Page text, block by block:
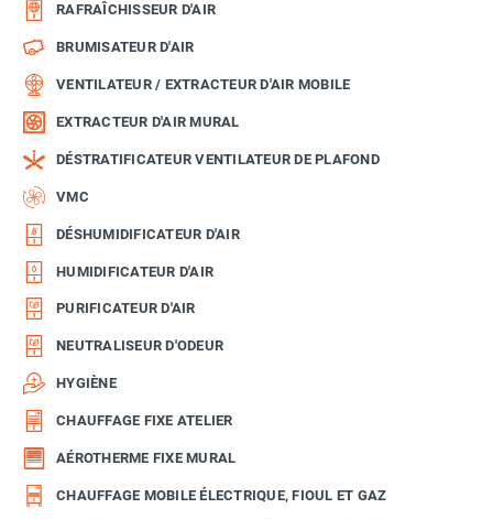
RAFRAÎCHISSEUR D'AIR
BRUMISATEUR D'AIR
VENTILATEUR / EXTRACTEUR D'AIR MOBILE
EXTRACTEUR D'AIR MURAL
DÉSTRATIFICATEUR VENTILATEUR DE PLAFOND
VMC
DÉSHUMIDIFICATEUR D'AIR
HUMIDIFICATEUR D'AIR
PURIFICATEUR D'AIR
NEUTRALISEUR D'ODEUR
HYGIÈNE
CHAUFFAGE FIXE ATELIER
AÉROTHERME FIXE MURAL
CHAUFFAGE MOBILE ÉLECTRIQUE, FIOUL ET GAZ